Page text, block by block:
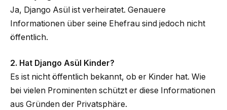
Ja, Django Asül ist verheiratet. Genauere
Informationen über seine Ehefrau sind jedoch nicht
öffentlich.
2. Hat Django Asül Kinder?
Es ist nicht öffentlich bekannt, ob er Kinder hat. Wie
bei vielen Prominenten schützt er diese Informationen
aus Gründen der Privatsphäre.